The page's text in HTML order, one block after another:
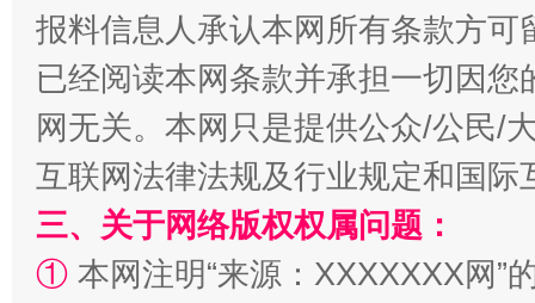
全民健身五年计划来了！等你上场
报料信息人承认本网所有条款方
已经阅读本网条款并承担一切因
网无关。本网只是提供公众/公民/
互联网法律法规及行业规定和国
三、关于网络版权权属问题：
① 本网注明“来源：XXXXXXX网”